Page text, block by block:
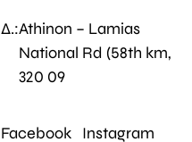
Δ.:Athinon – Lamias
National Rd (58th km,
320 09
Facebook Instagram